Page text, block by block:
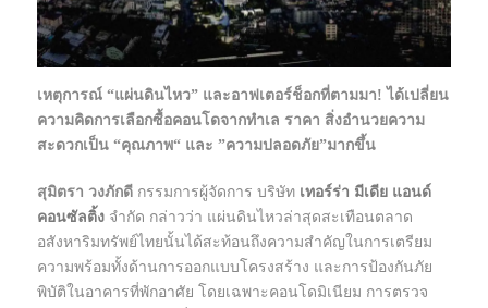
เหตุการณ์ “แผ่นดินไหว” และอาฟเตอร์ช็อกที่ตามมา! ได้เปลี่ยน
ความคิดการเลือกซื้อคอนโดจากทำเล ราคา สิ่งอำนวยความ
สะดวกเป็น “คุณภาพ“ และ ”ความปลอดภัย”มากขึ้น
สุมิตรา วงภักดี กรรมการผู้จัดการ บริษัท เทอร์ร่า มีเดีย แอนด์
คอนซัลติ้ง จำกัด กล่าวว่า แผ่นดินไหวล่าสุดสะเทือนตลาด
อสังหาริมทรัพย์ไทยนั้นได้สะท้อนถึงความสำคัญในการเตรียม
ความพร้อมทั้งด้านการออกแบบโครงสร้าง และการป้องกันภัย
พิบัติในอาคารที่พักอาศัย โดยเฉพาะคอนโดมิเนียม การตรวจ